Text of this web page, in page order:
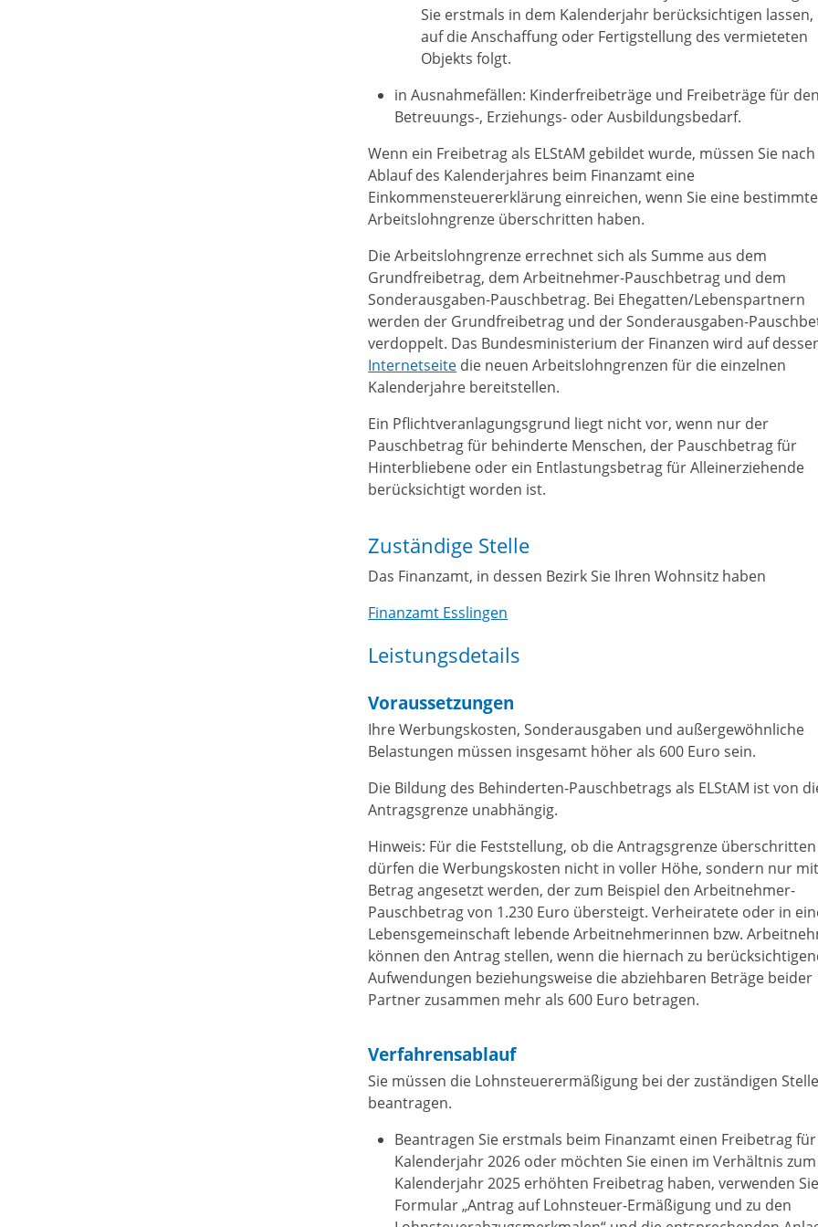
Sie erstmals in dem Kalenderjahr berücksichtigen lassen,
auf die Anschaffung oder Fertigstellung des vermieteten
Objekts folgt.
in Ausnahmefällen: Kinderfreibeträge und Freibeträge für
Betreuungs-, Erziehungs- oder Ausbildungsbedarf.
Wenn ein Freibetrag als ELStAM gebildet wurde, müssen Sie nach
Ablauf des Kalenderjahres beim Finanzamt eine
Einkommensteuererklärung einreichen, wenn Sie eine bestimmte
Arbeitslohngrenze überschritten haben.
Die Arbeitslohngrenze errechnet sich als Summe aus dem
Grundfreibetrag, dem Arbeitnehmer-Pauschbetrag und dem
Sonderausgaben-Pauschbetrag. Bei Ehegatten/Lebenspartnern
werden der Grundfreibetrag und der Sonderausgaben-
verdoppelt. Das Bundesministerium der Finanzen wird auf
Internetseite die neuen Arbeitslohngrenzen für die einzelnen
Kalenderjahre bereitstellen.
Ein Pflichtveranlagungsgrund liegt nicht vor, wenn nur der
Pauschbetrag für behinderte Menschen, der Pauschbetrag für
Hinterbliebene oder ein Entlastungsbetrag für Alleinerziehende
berücksichtigt worden ist.
Zuständige Stelle
Das Finanzamt, in dessen Bezirk Sie Ihren Wohnsitz haben
Finanzamt Esslingen
Leistungsdetails
Voraussetzungen
Ihre Werbungskosten, Sonderausgaben und außergewöhnliche
Belastungen müssen insgesamt höher als 600 Euro sein.
Die Bildung des Behinderten-Pauschbetrags als ELStAM ist von
Antragsgrenze unabhängig.
Hinweis: Für die Feststellung, ob die Antragsgrenze
dürfen die Werbungskosten nicht in voller Höhe, sondern nur
Betrag angesetzt werden, der zum Beispiel den Arbeitnehmer-
Pauschbetrag von 1.230 Euro übersteigt. Verheiratete oder in
Lebensgemeinschaft lebende Arbeitnehmerinnen bzw.
können den Antrag stellen, wenn die hiernach zu
Aufwendungen beziehungsweise die abziehbaren Beträge beider
Partner zusammen mehr als 600 Euro betragen.
Verfahrensablauf
Sie müssen die Lohnsteuerermäßigung bei der zuständigen
beantragen.
Beantragen Sie erstmals beim Finanzamt einen Freibetrag
Kalenderjahr 2026 oder möchten Sie einen im Verhältnis zum
Kalenderjahr2025 erhöhten Freibetrag haben, verwenden
Formular „Antrag auf Lohnsteuer-Ermäßigung und zu den